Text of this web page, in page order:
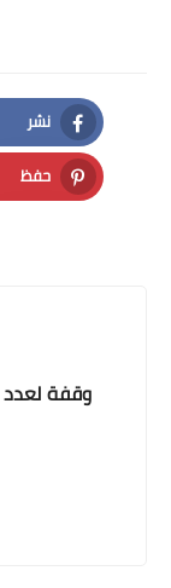
نشر
Facebook
حفظ
Pinterest
وقفة